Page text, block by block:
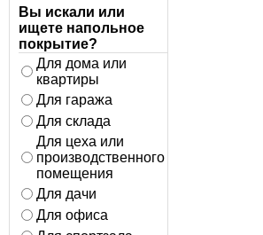
Вы искали или
ищете напольное
покрытие?
Для дома или
квартиры
Для гаража
Для склада
Для цеха или
производственного
помещения
Для дачи
Для офиса